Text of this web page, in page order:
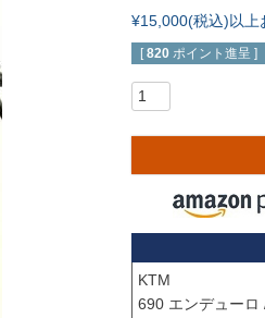
¥15,000(税込)以上
[ 820 ポイント進呈 ]
KTM
690 エンデューロ